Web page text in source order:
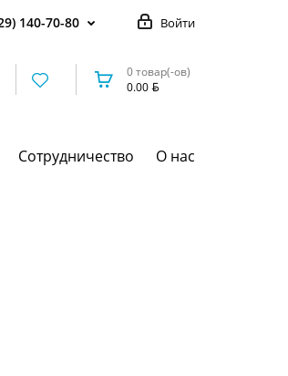
Войти
140-70-80
0 товар(-ов)
0.00
Сотрудничество О нас